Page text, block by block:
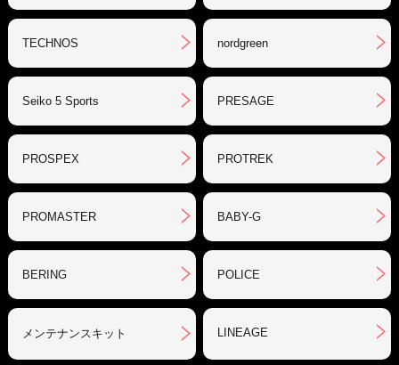
TECHNOS nordgreen
Seiko 5 Sports PRESAGE
PROSPEX PROTREK
PROMASTER BABY-G
BERING POLICE
メンテナンスキット LINEAGE